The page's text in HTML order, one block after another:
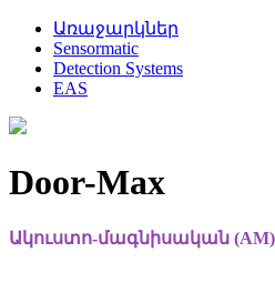
Առաջարկներ
Sensormatic
Detection Systems
EAS
Door-Max
Ակուստո-մագնիսական